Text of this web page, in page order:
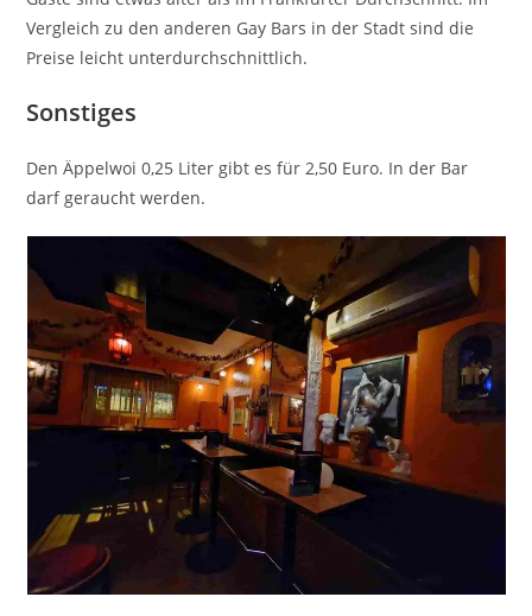
Vergleich zu den anderen Gay Bars in der Stadt sind die
Preise leicht unterdurchschnittlich.
Sonstiges
Den Äppelwoi 0,25 Liter gibt es für 2,50 Euro. In der Bar
darf geraucht werden.